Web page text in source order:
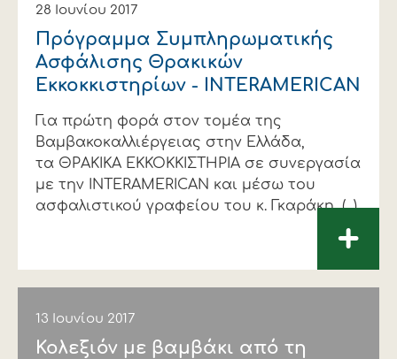
28 Ιουνίου 2017
Πρόγραμμα Συμπληρωματικής
Ασφάλισης Θρακικών
Εκκοκκιστηρίων - INTERAMERICAN
Για πρώτη φορά στον τομέα της
Βαμβακοκαλλιέργειας στην Ελλάδα,
τα ΘΡΑΚΙΚΑ ΕΚΚΟΚΚΙΣΤΗΡΙΑ σε συνεργασία
με την INTERAMERICAN και μέσω του
ασφαλιστικού γραφείου του κ. Γκαράκη, (...)
+
13 Ιουνίου 2017
Κολεξιόν με βαμβάκι από τη